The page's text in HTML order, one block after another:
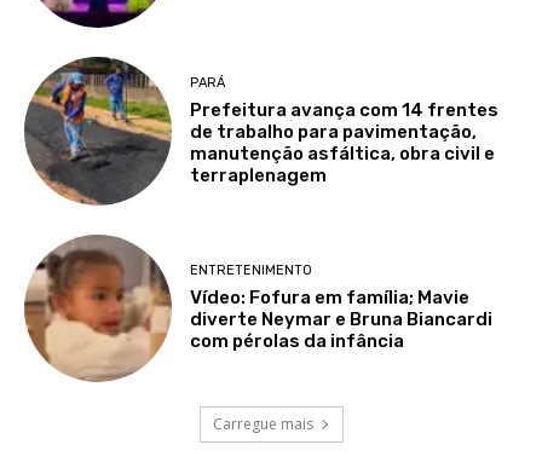
PARÁ
Prefeitura avança com 14 frentes
de trabalho para pavimentação,
manutenção asfáltica, obra civil e
terraplenagem
ENTRETENIMENTO
Vídeo: Fofura em família; Mavie
diverte Neymar e Bruna Biancardi
com pérolas da infância
Carregue mais